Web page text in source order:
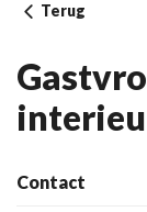
Terug
Contact